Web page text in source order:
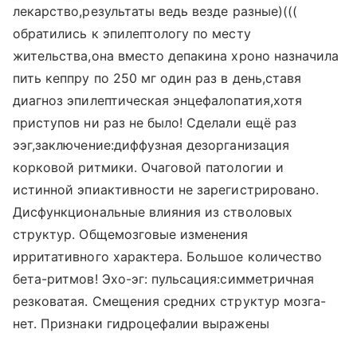
лекарство,результаты ведь везде разные)(((
обратились к эпилептологу по месту
жительства,она вместо депакина хроно назначила
пить кеппру по 250 мг один раз в день,ставя
диагноз эпилептическая энцефалопатия,хотя
приступов ни раз не было! Сделали ещё раз
ээг,заключение:диффузная дезорганизация
корковой ритмики. Очаговой патологии и
истинной эпиактивности не зарегистрировано.
Дисфункциональные влияния из стволовых
структур. Общемозговые изменения
ирритативного характера. Большое количество
бета-ритмов! Эхо-эг: пульсация:симметричная
резковатая. Смещения средних структур мозга-
нет. Признаки гидроцефалии выражены